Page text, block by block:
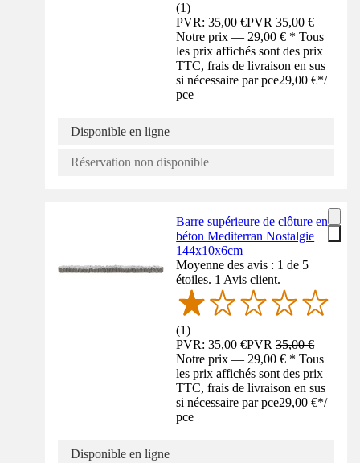
(1)
PVR: 35,00 €PVR35,00 €
Notre prix — 29,00 € * Tous
les prix affichés sont des prix
TTC, frais de livraison en sus
si nécessaire par pce29,00 €*/
pce
Disponible en ligne
Réservation non disponible
Barre supérieure de clôture en
béton Mediterran Nostalgie
144x10x6cm
Moyenne des avis : 1 de 5
étoiles. 1 Avis client.
(1)
PVR: 35,00 €PVR35,00 €
Notre prix — 29,00 € * Tous
les prix affichés sont des prix
TTC, frais de livraison en sus
si nécessaire par pce29,00 €*/
pce
Disponible en ligne